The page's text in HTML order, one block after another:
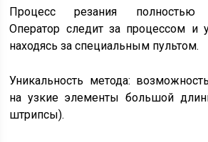
Процесс резания полностью
Оператор следит за процессом и
находясь за специальным пультом.
Уникальность метода:
на узкие элементы большой
штрипсы).